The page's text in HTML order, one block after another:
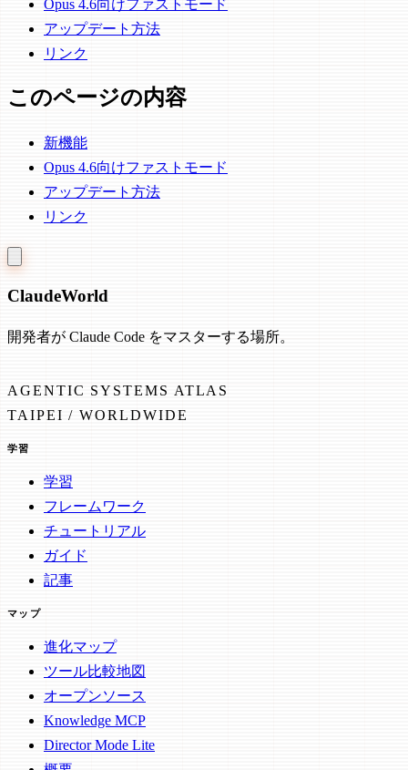
Opus 4.6向けファストモード
アップデート方法
リンク
このページの内容
新機能
Opus 4.6向けファストモード
アップデート方法
リンク
ClaudeWorld
開発者が Claude Code をマスターする場所。
AGENTIC SYSTEMS ATLAS
TAIPEI / WORLDWIDE
学習
学習
フレームワーク
チュートリアル
ガイド
記事
マップ
進化マップ
ツール比較地図
オープンソース
Knowledge MCP
Director Mode Lite